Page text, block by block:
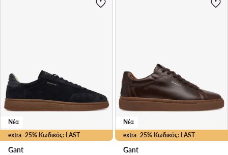
extra -25% Κωδικός: LAST
Νέα
Gant
extra -25% Κωδικός: LAST
Νέα
Gant